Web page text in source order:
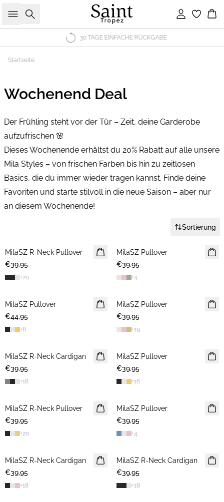
Suche Einloggen
30 TAGE EINFACHE RÜCKGABE
Startseite
Wochenend Deal
Der Frühling steht vor der Tür – Zeit, deine Garderobe
aufzufrischen 🌸
Dieses Wochenende erhältst du 20% Rabatt auf alle unsere
Mila Styles – von frischen Farben bis hin zu zeitlosen
Basics, die du immer wieder tragen kannst. Finde deine
Favoriten und starte stilvoll in die neue Saison – aber nur
an diesem Wochenende!
Sortierung
2 FOR €65
MilaSZ R-Neck Pullover
€39,95
+20
2 FOR €65
MilaSZ Pullover
€39,95
+4
2 FOR €65
MilaSZ Pullover
€44,95
+8
2 FOR €65
MilaSZ Pullover
€39,95
+19
2 FOR €65
MilaSZ R-Neck Cardigan
€39,95
+18
2 FOR €65
MilaSZ Pullover
€39,95
+16
2 FOR €65
MilaSZ R-Neck Pullover
€39,95
+20
NEUHEIT
2 FOR €65
MilaSZ Pullover
€39,95
+4
2 FOR €65
MilaSZ R-Neck Cardigan
€39,95
+18
2 FOR €65
MilaSZ R-Neck Cardigan
€39,95
+18